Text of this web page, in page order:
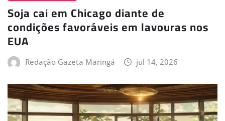
Soja cai em Chicago diante de
condições favoráveis em lavouras nos
EUA
Redação Gazeta Maringá jul 14, 2026